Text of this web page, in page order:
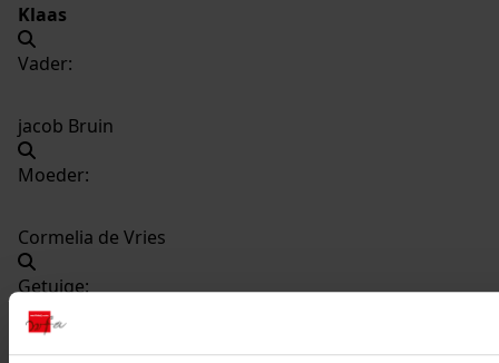
Klaas
Vader:
jacob Bruin
Moeder:
Cormelia de Vries
Getuige:
Ijtje de Vries